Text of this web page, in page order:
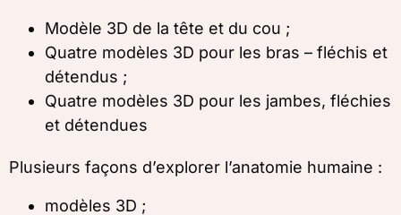
Modèle 3D de la tête et du cou ;
Quatre modèles 3D pour les bras – fléchis et
détendus ;
Quatre modèles 3D pour les jambes, fléchies
et détendues
Plusieurs façons d’explorer l’anatomie humaine :
modèles 3D ;